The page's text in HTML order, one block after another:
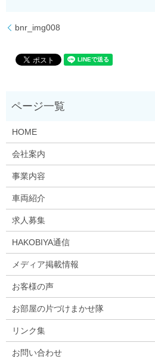
bnr_img008
HOME
会社案内
事業内容
車両紹介
求人募集
HAKOBIYA通信
メディア掲載情報
お客様の声
お部屋の片づけまかせ隊
リンク集
お問い合わせ